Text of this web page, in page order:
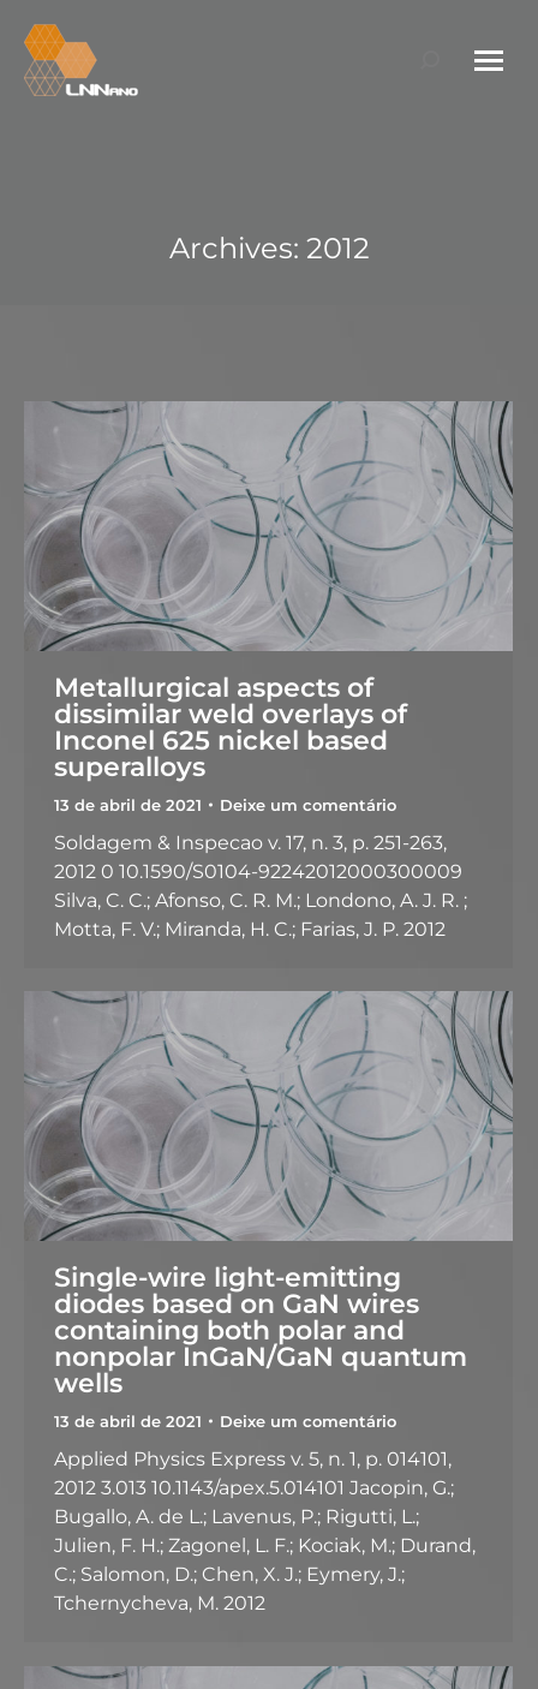
Search:
Archives: 2012
Metallurgical aspects of
dissimilar weld overlays of
Inconel 625 nickel based
superalloys
13 de abril de 2021 Deixe um comentário
Soldagem & Inspecao v. 17, n. 3, p. 251-263,
2012 0 10.1590/S0104-92242012000300009
Silva, C. C.; Afonso, C. R. M.; Londono, A. J. R. ;
Motta, F. V.; Miranda, H. C.; Farias, J. P. 2012
Single-wire light-emitting
diodes based on GaN wires
containing both polar and
nonpolar InGaN/GaN quantum
wells
13 de abril de 2021 Deixe um comentário
Applied Physics Express v. 5, n. 1, p. 014101,
2012 3.013 10.1143/apex.5.014101 Jacopin, G.;
Bugallo, A. de L.; Lavenus, P.; Rigutti, L.;
Julien, F. H.; Zagonel, L. F.; Kociak, M.; Durand,
C.; Salomon, D.; Chen, X. J.; Eymery, J.;
Tchernycheva, M. 2012